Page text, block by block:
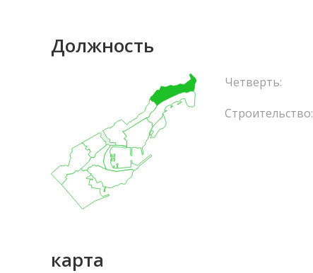
Должность
Четверть:
Строительство:
карта